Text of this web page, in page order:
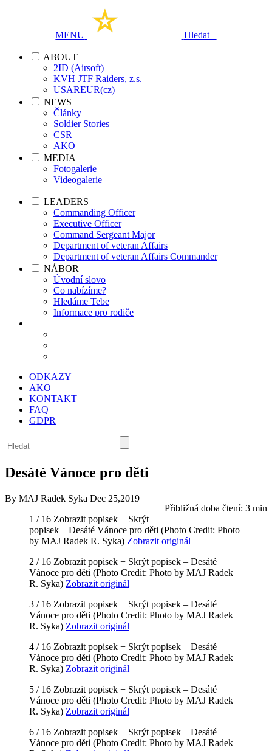
MENU Hledat
ABOUT
2ID (Airsoft)
KVH JTF Raiders, z.s.
USAREUR(cz)
NEWS
Články
Soldier Stories
CSR
AKO
MEDIA
Fotogalerie
Videogalerie
LEADERS
Commanding Officer
Executive Officer
Command Sergeant Major
Department of veteran Affairs
Department of veteran Affairs Commander
NÁBOR
Úvodní slovo
Co nabízíme?
Hledáme Tebe
Informace pro rodiče
ODKAZY
AKO
KONTAKT
FAQ
GDPR
Desáté Vánoce pro děti
Přibližná doba čtení: 3 min
By MAJ Radek Syka Dec 25,2019
1 / 16 Zobrazit popisek + Skrýt
popisek – Desáté Vánoce pro děti (Photo Credit: Photo
by MAJ Radek R. Syka) Zobrazit originál
2 / 16 Zobrazit popisek + Skrýt popisek – Desáté
Vánoce pro děti (Photo Credit: Photo by MAJ Radek
R. Syka) Zobrazit originál
3 / 16 Zobrazit popisek + Skrýt popisek – Desáté
Vánoce pro děti (Photo Credit: Photo by MAJ Radek
R. Syka) Zobrazit originál
4 / 16 Zobrazit popisek + Skrýt popisek – Desáté
Vánoce pro děti (Photo Credit: Photo by MAJ Radek
R. Syka) Zobrazit originál
5 / 16 Zobrazit popisek + Skrýt popisek – Desáté
Vánoce pro děti (Photo Credit: Photo by MAJ Radek
R. Syka) Zobrazit originál
6 / 16 Zobrazit popisek + Skrýt popisek – Desáté
Vánoce pro děti (Photo Credit: Photo by MAJ Radek